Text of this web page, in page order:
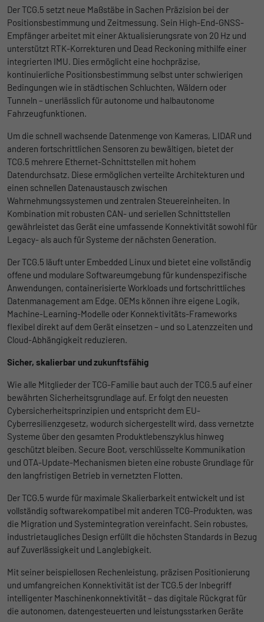
Der TCG.5 setzt neue Maßstäbe in Sachen Präzision bei der
Positionsbestimmung und Zeitmessung. Sein High-End-GNSS-
Empfänger arbeitet mit einer Aktualisierungsrate von 20 Hz und
unterstützt RTK-Korrekturen und Dead Reckoning mithilfe einer
integrierten IMU. Dies ermöglicht eine hochpräzise,
kontinuierliche Positionsbestimmung selbst unter schwierigen
Bedingungen wie in städtischen Schluchten, Wäldern oder
Tunneln – unerlässlich für autonome und halbautonome
Fahrzeugfunktionen.
Um die schnell wachsende Datenmenge von Kameras, LIDAR und
anderen fortschrittlichen Sensoren zu bewältigen, bietet der
TCG.5 mehrere Ethernet-Schnittstellen mit hohem
Datendurchsatz. Diese ermöglichen verteilte Architekturen und
einen schnellen Datenaustausch zwischen
Wahrnehmungssystemen und zentralen Steuereinheiten. In
Kombination mit robusten CAN- und seriellen Schnittstellen
gewährleistet das Gerät eine umfassende Konnektivität sowohl für
Legacy- als auch für Systeme der nächsten Generation.
Der TCG.5 läuft unter Embedded Linux und bietet eine vollständig
offene und modulare Softwareumgebung für kundenspezifische
Anwendungen, containerisierte Workloads und fortschrittliches
Datenmanagement am Edge. OEMs können ihre eigene Logik,
Machine-Learning-Modelle oder Konnektivitäts-Frameworks
flexibel direkt auf dem Gerät einsetzen – und so Latenzzeiten und
Cloud-Abhängigkeit reduzieren.
Sicher, skalierbar und zukunftsfähig
Wie alle Mitglieder der TCG-Familie baut auch der TCG.5 auf einer
bewährten Sicherheitsgrundlage auf. Er folgt den neuesten
Cybersicherheitsprinzipien und entspricht dem EU-
Cyberresilienzgesetz, wodurch sichergestellt wird, dass vernetzte
Systeme über den gesamten Produktlebenszyklus hinweg
geschützt bleiben. Secure Boot, verschlüsselte Kommunikation
und OTA-Update-Mechanismen bieten eine robuste Grundlage für
den langfristigen Betrieb in vernetzten Flotten.
Der TCG.5 wurde für maximale Skalierbarkeit entwickelt und ist
vollständig softwarekompatibel mit anderen TCG-Produkten, was
die Migration und Systemintegration vereinfacht. Sein robustes,
industrietaugliches Design erfüllt die höchsten Standards in Bezug
auf Zuverlässigkeit und Langlebigkeit.
Mit seiner beispiellosen Rechenleistung, präzisen Positionierung
und umfangreichen Konnektivität ist der TCG.5 der Inbegriff
intelligenter Maschinenkonnektivität – das digitale Rückgrat für
die autonomen, datengesteuerten und leistungsstarken Geräte
Laufzeit 1 Tag
Zweck
Google Analytics nimmt sich diesen Cookie
zur Hilfe, um die Anforderungsrate zu
drosseln und die Datenerfassung auf
Websites mit hohem Datenverkehr zu
begrenzen.
Name _pk_id
Anbieter Matomo
Laufzeit 1 Jahr und 1 Monat
Zweck
Matomo setzt dieses Cookie, um eine
eindeutige Benutzer-ID zu speichern.
Name _pk_ses
Anbieter Matomo
Laufzeit 1 Stunde
Zweck
Matomo setzt dieses Cookie, um eine
der Informationen darüber gesammelt
Anbieter LinkedIn
Laufzeit 2 Jahre
Zweck
Browser-ID-Cookie zur eindeutigen
Identifizierung von Geräten, die auf
LinkedIn-Dienste zugreifen.